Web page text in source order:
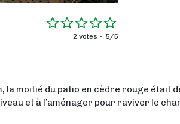
2 votes 5/5
la moitié du patio en cèdre rouge était
et à l’aménager pour raviver le